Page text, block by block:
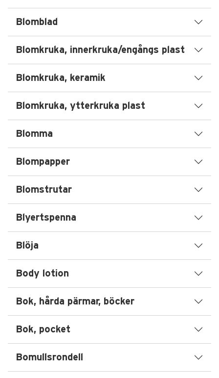
Blomblad
Blomkruka, innerkruka/engångs plast
Blomkruka, keramik
Blomkruka, ytterkruka plast
Blomma
Blompapper
Blomstrutar
Blyertspenna
Blöja
Body lotion
Bok, hårda pärmar, böcker
Bok, pocket
Bomullsrondell